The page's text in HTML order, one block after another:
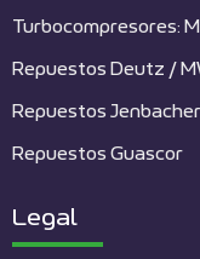
Turbocompresores:
Repuestos Deutz /
Repuestos Jenbacher
Repuestos Guascor
Legal